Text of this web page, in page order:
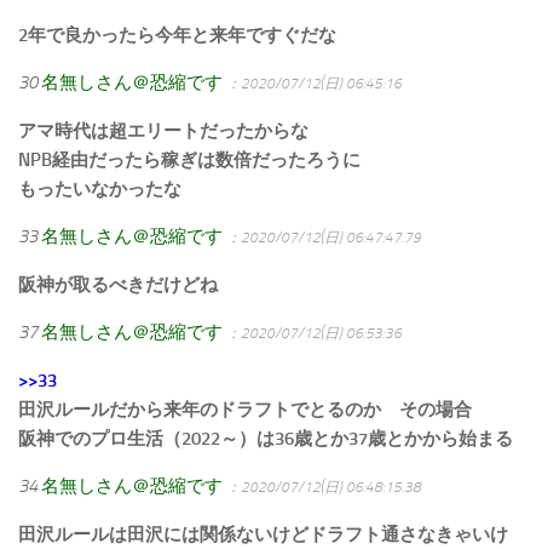
2年で良かったら今年と来年ですぐだな
30名無しさん＠恐縮です ：2020/07/12(日) 06:45:16
アマ時代は超エリートだったからな
NPB経由だったら稼ぎは数倍だったろうに
もったいなかったな
33名無しさん＠恐縮です ：2020/07/12(日) 06:47:47.79
阪神が取るべきだけどね
37名無しさん＠恐縮です ：2020/07/12(日) 06:53:36
>>33
田沢ルールだから来年のドラフトでとるのか その場合
阪神でのプロ生活（2022～）は36歳とか37歳とかから始まる
34名無しさん＠恐縮です ：2020/07/12(日) 06:48:15.38
田沢ルールは田沢には関係ないけどドラフト通さなきゃいけ